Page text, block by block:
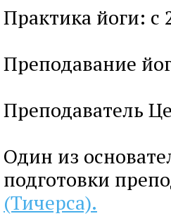
Практика йоги: с
Преподавание
Преподаватель
Один из
подготовки
(Тичерса).